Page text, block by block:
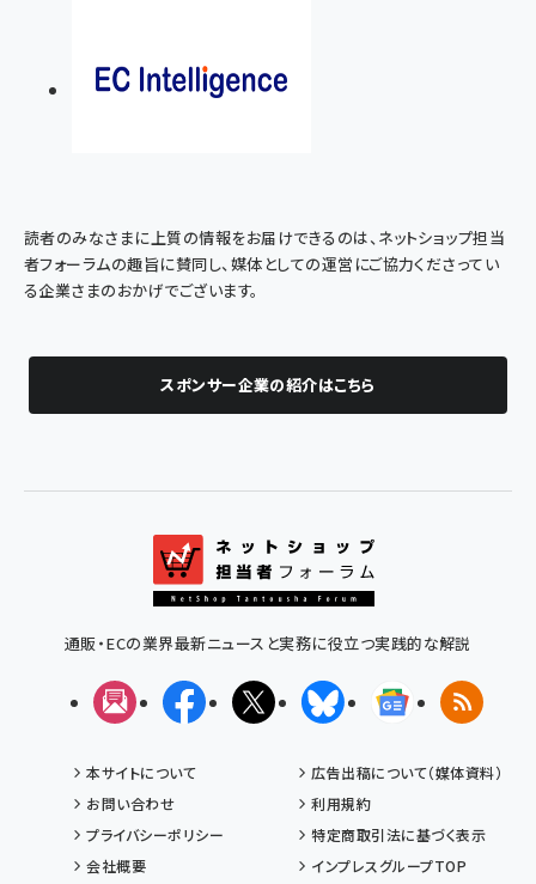
読者のみなさまに上質の情報をお届けできるのは、ネットショップ担当
者フォーラムの趣旨に賛同し、媒体としての運営にご協力くださってい
る企業さまのおかげでございます。
スポンサー企業の紹介はこちら
通販・ECの業界最新ニュースと実務に役立つ実践的な解説
メルマガFacebookX(エックス)BlueskyGoogleニュ
RSS
本サイトについて
広告出稿について（媒体資料）
お問い合わせ
利用規約
プライバシーポリシー
特定商取引法に基づく表示
会社概要
インプレスグループTOP